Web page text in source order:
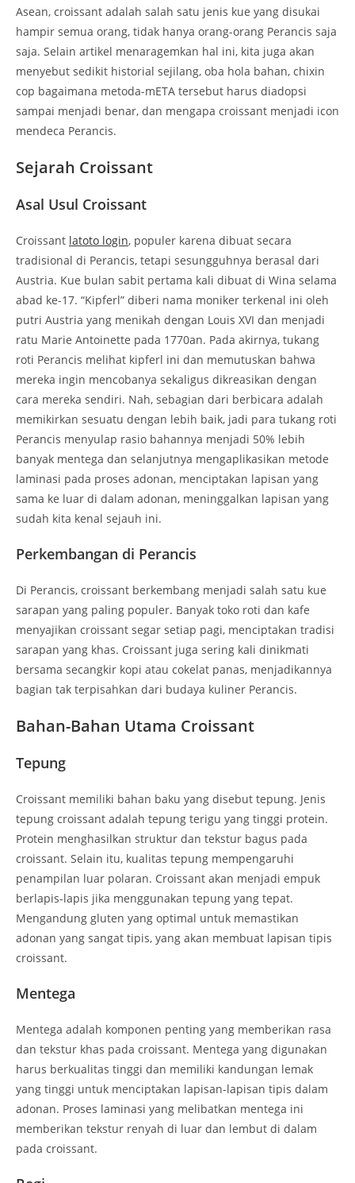
Asean, croissant adalah salah satu jenis kue yang disukai
hampir semua orang, tidak hanya orang-orang Perancis saja
saja. Selain artikel menaragemkan hal ini, kita juga akan
menyebut sedikit historial sejilang, oba hola bahan, chixin
cop bagaimana metoda-mETA tersebut harus diadopsi
sampai menjadi benar, dan mengapa croissant menjadi icon
mendeca Perancis.
Sejarah Croissant
Asal Usul Croissant
Croissant latoto login, populer karena dibuat secara
tradisional di Perancis, tetapi sesungguhnya berasal dari
Austria. Kue bulan sabit pertama kali dibuat di Wina selama
abad ke-17. “Kipferl” diberi nama moniker terkenal ini oleh
putri Austria yang menikah dengan Louis XVI dan menjadi
ratu Marie Antoinette pada 1770an. Pada akirnya, tukang
roti Perancis melihat kipferl ini dan memutuskan bahwa
mereka ingin mencobanya sekaligus dikreasikan dengan
cara mereka sendiri. Nah, sebagian dari berbicara adalah
memikirkan sesuatu dengan lebih baik, jadi para tukang roti
Perancis menyulap rasio bahannya menjadi 50% lebih
banyak mentega dan selanjutnya mengaplikasikan metode
laminasi pada proses adonan, menciptakan lapisan yang
sama ke luar di dalam adonan, meninggalkan lapisan yang
sudah kita kenal sejauh ini.
Perkembangan di Perancis
Di Perancis, croissant berkembang menjadi salah satu kue
sarapan yang paling populer. Banyak toko roti dan kafe
menyajikan croissant segar setiap pagi, menciptakan tradisi
sarapan yang khas. Croissant juga sering kali dinikmati
bersama secangkir kopi atau cokelat panas, menjadikannya
bagian tak terpisahkan dari budaya kuliner Perancis.
Bahan-Bahan Utama Croissant
Tepung
Croissant memiliki bahan baku yang disebut tepung. Jenis
tepung croissant adalah tepung terigu yang tinggi protein.
Protein menghasilkan struktur dan tekstur bagus pada
croissant. Selain itu, kualitas tepung mempengaruhi
penampilan luar polaran. Croissant akan menjadi empuk
berlapis-lapis jika menggunakan tepung yang tepat.
Mengandung gluten yang optimal untuk memastikan
adonan yang sangat tipis, yang akan membuat lapisan tipis
croissant.
Mentega
Mentega adalah komponen penting yang memberikan rasa
dan tekstur khas pada croissant. Mentega yang digunakan
harus berkualitas tinggi dan memiliki kandungan lemak
yang tinggi untuk menciptakan lapisan-lapisan tipis dalam
adonan. Proses laminasi yang melibatkan mentega ini
memberikan tekstur renyah di luar dan lembut di dalam
pada croissant.